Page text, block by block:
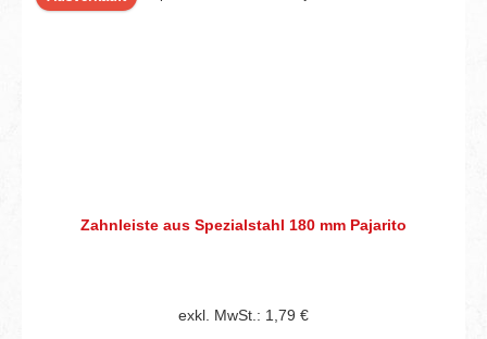
Zahnleiste aus Spezialstahl 180 mm Pajarito
exkl. MwSt.: 1,79 €